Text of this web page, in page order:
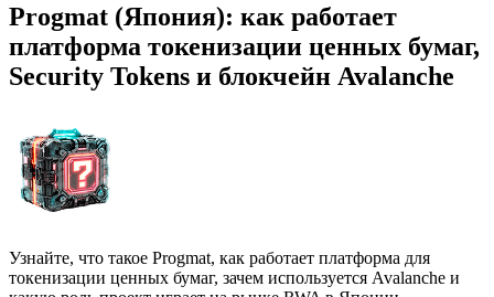
Progmat (Япония): как работает
платформа токенизации ценных бумаг,
Security Tokens и блокчейн Avalanche
Узнайте, что такое Progmat, как работает платформа для
токенизации ценных бумаг, зачем используется Avalanche и